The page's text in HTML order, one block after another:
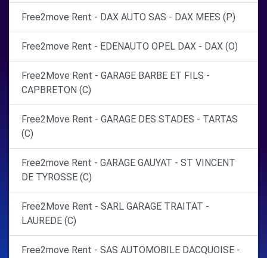
Free2move Rent - DAX AUTO SAS - DAX MEES (P)
Free2move Rent - EDENAUTO OPEL DAX - DAX (O)
Free2Move Rent - GARAGE BARBE ET FILS -
CAPBRETON (C)
Free2Move Rent - GARAGE DES STADES - TARTAS
(C)
Free2move Rent - GARAGE GAUYAT - ST VINCENT
DE TYROSSE (C)
Free2Move Rent - SARL GARAGE TRAITAT -
LAUREDE (C)
Free2move Rent - SAS AUTOMOBILE DACQUOISE -